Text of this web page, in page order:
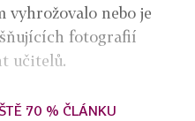
nebo je
fotografií
učitelů.
70 % ČLÁNKU